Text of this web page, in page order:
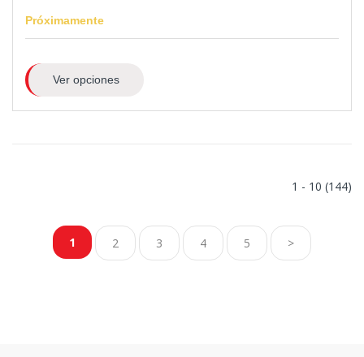
Próximamente
Ver opciones
1 - 10 (144)
1 2 3 4 5 >